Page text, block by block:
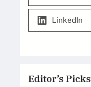
LinkedIn
Editor’s Picks